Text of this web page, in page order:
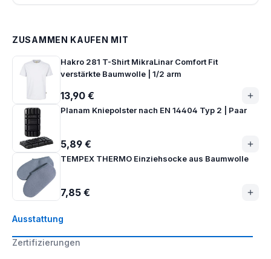
Ausstattung
Zertifizierungen
ZUSAMMEN KAUFEN MIT
Hakro 281 T-Shirt MikraLinar Comfort Fit
verstärkte Baumwolle | 1/2 arm
13,90 €
Planam Kniepolster nach EN 14404 Typ 2 | Paar
5,89 €
TEMPEX THERMO Einziehsocke aus Baumwolle
7,85 €